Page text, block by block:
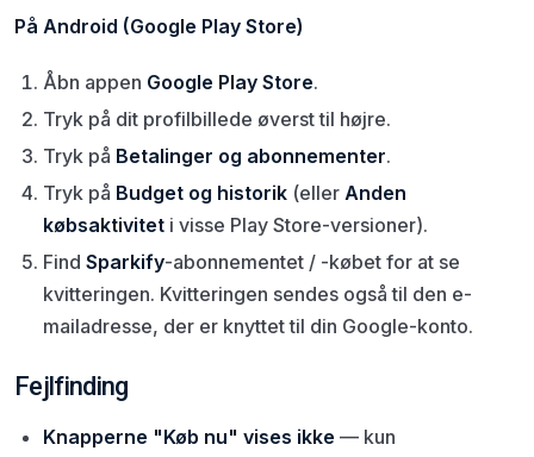
På Android (Google Play Store)
Åbn appen Google Play Store.
Tryk på dit profilbillede øverst til højre.
Tryk på Betalinger og abonnementer.
Tryk på Budget og historik (eller Anden
købsaktivitet i visse Play Store-versioner).
Find Sparkify-abonnementet / -købet for at se
kvitteringen. Kvitteringen sendes også til den e-
mailadresse, der er knyttet til din Google-konto.
Fejlfinding
Knapperne "Køb nu" vises ikke — kun